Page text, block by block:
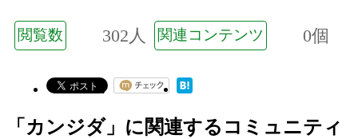
閲覧数 302人 関連コンテンツ 0個
「カンジダ」に関連するコミュニティ